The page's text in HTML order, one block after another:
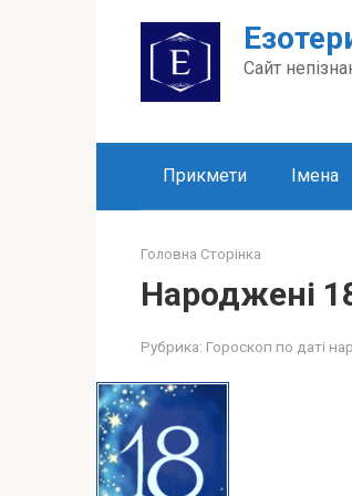
Сайт
Прикмети Імена
Головна Сторінка
Народжені
Рубрика: Гороскоп по даті